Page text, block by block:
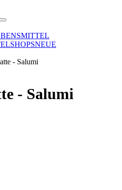
NEUE
- Salumi
- Salumi